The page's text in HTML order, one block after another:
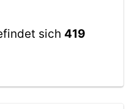
sich 419